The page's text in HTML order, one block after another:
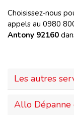
Choisissez-nous
appels au 0980
Antony 92160
Les autres
Allo Dépanne